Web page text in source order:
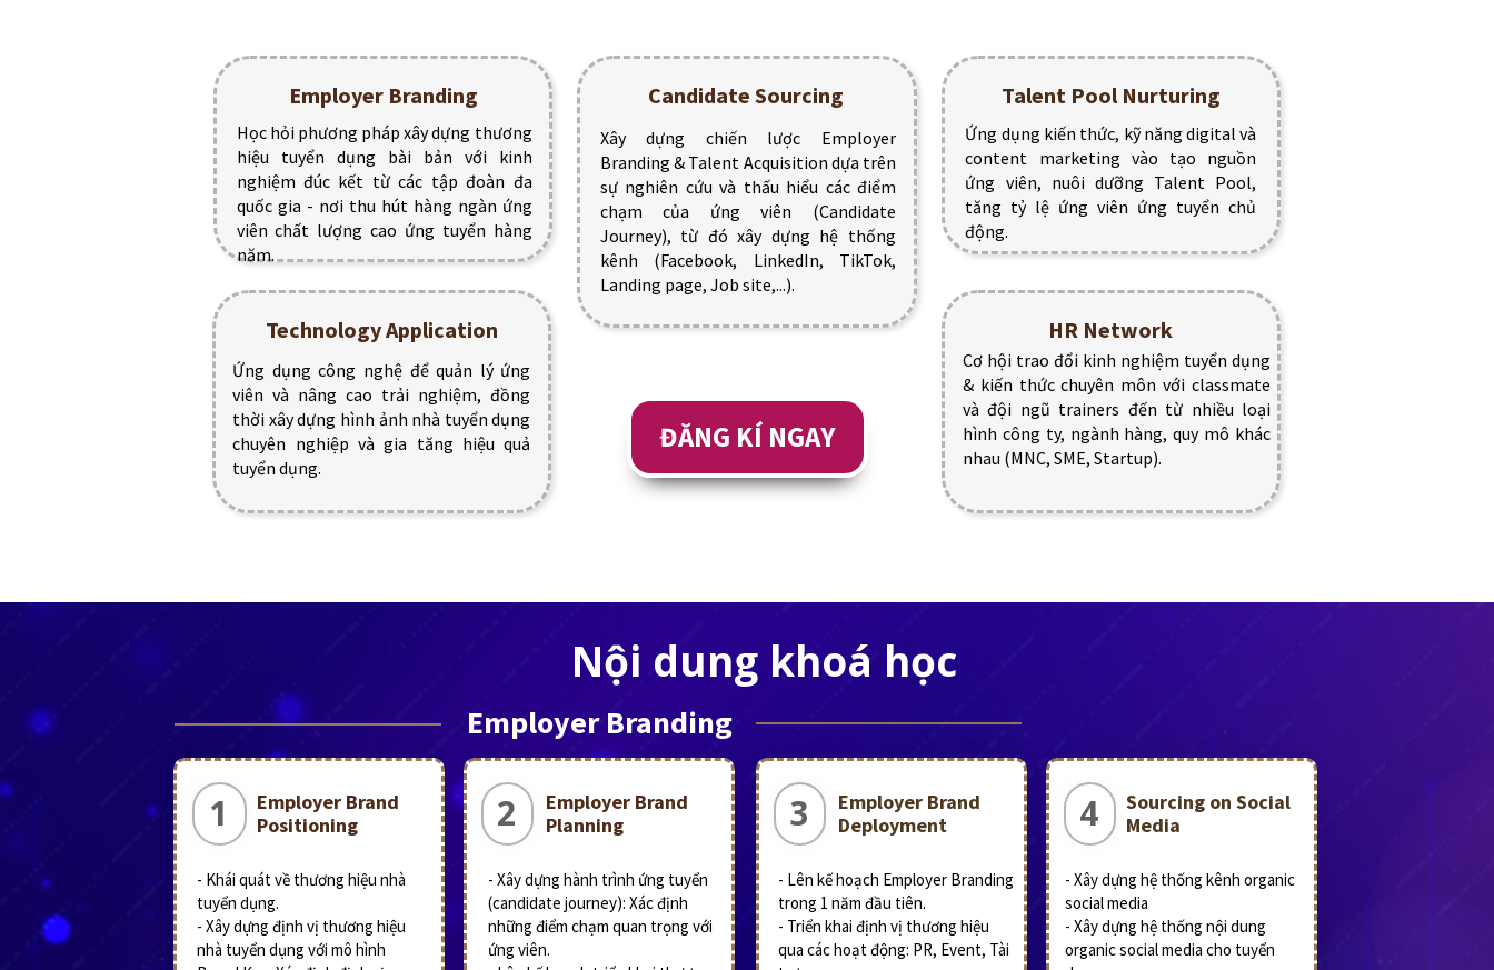
ĐĂNG KÍ NGAY
Học hỏi phương pháp xây dựng thương
hiệu tuyển dụng bài bản với kinh
nghiệm đúc kết từ các tập đoàn đa
quốc gia - nơi thu hút hàng ngàn ứng
viên chất lượng cao ứng tuyển hàng
năm.
Employer Branding
Cơ hội trao đổi kinh nghiệm tuyển dụng
& kiến thức chuyên môn với classmate
và đội ngũ trainers đến từ nhiều loại
hình công ty, ngành hàng, quy mô khác
nhau (MNC, SME, Startup).
HR Network
Ứng dụng kiến thức, kỹ năng digital và
content marketing vào tạo nguồn
ứng viên, nuôi dưỡng Talent Pool,
tăng tỷ lệ ứng viên ứng tuyển chủ
động.
Talent Pool Nurturing
Xây dựng chiến lược Employer
Branding & Talent Acquisition dựa trên
sự nghiên cứu và thấu hiểu các điểm
chạm của ứng viên (Candidate
Journey), từ đó xây dựng hệ thống
kênh (Facebook, LinkedIn, TikTok,
Landing page, Job site,...).
Candidate Sourcing
Ứng dụng công nghệ để quản lý ứng
viên và nâng cao trải nghiệm, đồng
thời xây dựng hình ảnh nhà tuyển dụng
chuyên nghiệp và gia tăng hiệu quả
tuyển dụng.
Technology Application
Nội dung khoá học
Employer Branding
Employer Brand
Positioning
- Khái quát về thương hiệu nhà
tuyển dụng.
- Xây dựng định vị thương hiệu
nhà tuyển dụng với mô hình
1
Employer Brand
Planning
- Xây dựng hành trình ứng tuyển
(candidate journey): Xác định
những điểm chạm quan trọng với
ứng viên.
2
Employer Brand
Deployment
- Lên kế hoạch Employer Branding
trong 1 năm đầu tiên.
- Triển khai định vị thương hiệu
qua các hoạt động: PR, Event, Tài
3
Sourcing on Social
Media
- Xây dựng hệ thống kênh organic
social media
- Xây dựng hệ thống nội dung
organic social media cho tuyển
4